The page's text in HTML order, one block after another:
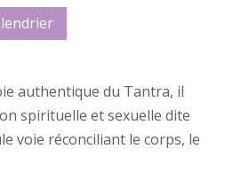
authentique du Tantra, il
spirituelle et sexuelle dite
voie réconciliant le corps, le